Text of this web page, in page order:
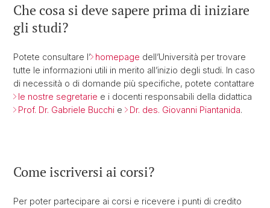
Che cosa si deve sapere prima di iniziare
gli studi?
Potete consultare l’ homepage dell’Università per trovare
tutte le informazioni utili in merito all’inizio degli studi. In caso
di necessità o di domande più specifiche, potete contattare
le nostre segretarie e i docenti responsabili della didattica
Prof. Dr. Gabriele Bucchi e Dr. des. Giovanni Piantanida.
Come iscriversi ai corsi?
Per poter partecipare ai corsi e ricevere i punti di credito